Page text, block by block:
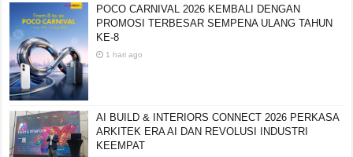
POCO CARNIVAL 2026 KEMBALI DENGAN
PROMOSI TERBESAR SEMPENA ULANG TAHUN
KE-8
1 hari ago
AI BUILD & INTERIORS CONNECT 2026 PERKASA
ARKITEK ERA AI DAN REVOLUSI INDUSTRI
KEEMPAT